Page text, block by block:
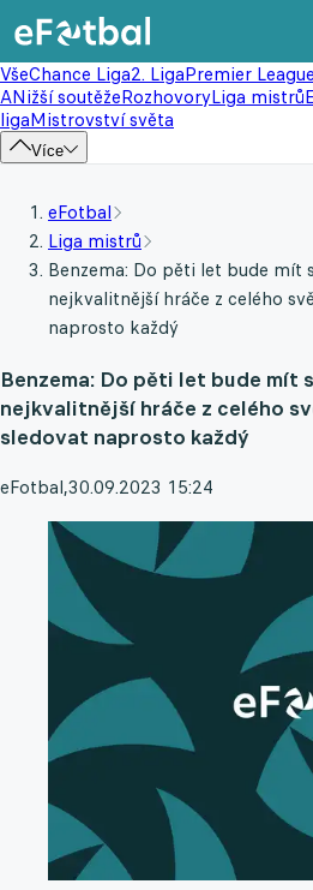
VšeChance Liga2. LigaPremier League
ANižší soutěžeRozhovoryLiga mistrů
ligaMistrovství světa
Více
eFotbal
Liga mistrů
Benzema: Do pěti let bude mít
nejkvalitnější hráče z celého
naprosto každý
Benzema: Do pěti let bude mít
nejkvalitnější hráče z celého
sledovat naprosto každý
eFotbal,30.09.2023 15:24